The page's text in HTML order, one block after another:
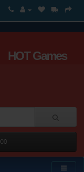
HOT Games